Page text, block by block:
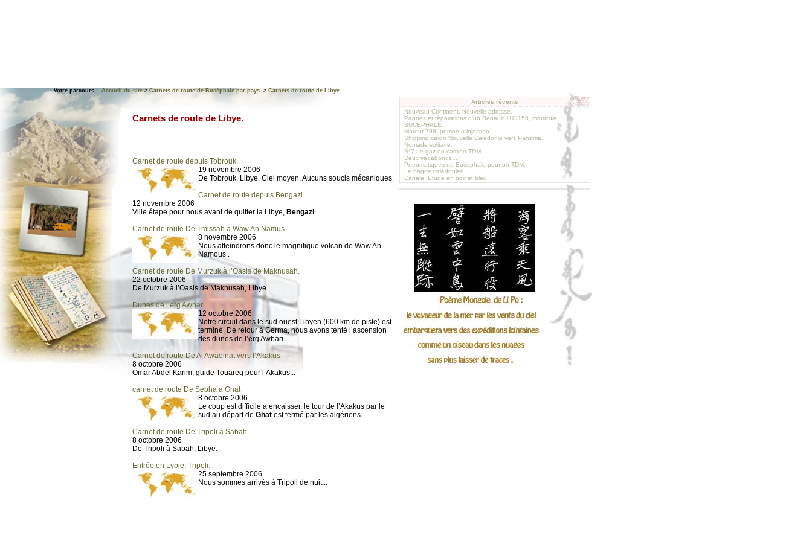
Votre parcours : Accueil du site>Carnets de route de Bucéphale par pays. > Carnets de route de Libye.
Carnets de route de Libye.
Carnet de route depuis Tobrouk.
19 novembre 2006
De Tobrouk, Libye. Ciel moyen. Aucuns soucis mécaniques.
Carnet de route depuis Bengazi.
12 novembre 2006
Ville étape pour nous avant de quitter la Libye, Bengazi ...
Carnet de route De Tmissah à Waw An Namus
8 novembre 2006
Nous atteindrons donc le magnifique volcan de Waw An
Namous .
Carnet de route De Murzuk à l’Oasis de Maknusah.
22 octobre 2006
De Murzuk à l’Oasis de Maknusah, Libye.
Dunes de l’erg Awbari
12 octobre 2006
Notre circuit dans le sud ouest Libyen (600 km de piste) est
terminé. De retour à Germa, nous avons tenté l’ascension
des dunes de l’erg Awbari
Carnet de route De Al Awaeinat vers l’Akakus
8 octobre 2006
Omar Abdel Karim, guide Touareg pour l’Akakus...
carnet de route De Sebha à Ghat
8 octobre 2006
Le coup est difficile à encaisser, le tour de l’Akakus par le
sud au départ de Ghat est fermé par les algériens.
Carnet de route De Tripoli à Sabah
8 octobre 2006
De Tripoli à Sabah, Libye.
Entrée en Lybie, Tripoli.
25 septembre 2006
Nous sommes arrivés à Tripoli de nuit...
Articles récents
Nouveau Continent, Nouvelle adresse.
Pannes et réparations d’un Renault 110/150, matricule
BUCEPHALE.
Moteur 798, pompe a injection.
Shipping cargo Nouvelle Caledonie vers Panama.
Nomade solitaire.
N°7 Le gaz en camion TDM.
Deux vagabonds...
Pneumatiques de Bucéphale pour un TDM.
Le bagne calédonien
Canala, Etude en noir et bleu.